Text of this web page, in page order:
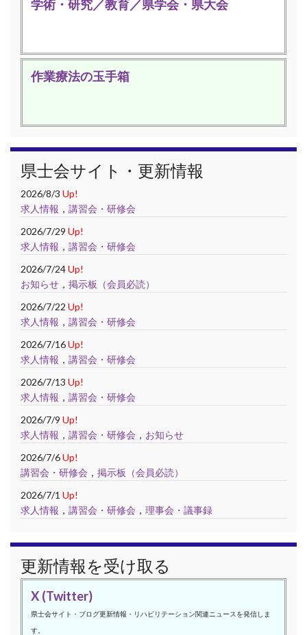
学術・研究／教育／県学会・県大会
作業療法の玉手箱
県士会サイト・更新情報
2026/8/3 Up!
求人情報 ， 講習会・研修会
2026/7/29 Up!
求人情報 ， 講習会・研修会
2026/7/24Up!
お知らせ ， 掲示板（会員必読）
2026/7/22 Up!
求人情報 ， 講習会・研修会
2026/7/16Up!
求人情報 ， 講習会・研修会
2026/7/13 Up!
求人情報 ， 講習会・研修会
2026/7/9 Up!
求人情報 ， 講習会・研修会 ， お知らせ
2026/7/6Up!
講習会・研修会 ， 掲示板（会員必読）
2026/7/1 Up!
求人情報 ， 講習会・研修会 ， 理事会・議事録
更新情報を受け取る
X (Twitter)
県士会サイト・ブログ更新情報・リハビリテーション関連ニュースを発信しま
す。